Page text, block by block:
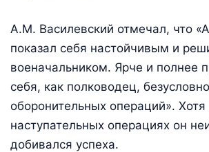
А.М. Василевский отмечал, что
показал себя настойчивым и
военачальником. Ярче и полнее
себя, как полководец,
оборонительных операций». Хотя
наступательных операциях он
добивался успеха.